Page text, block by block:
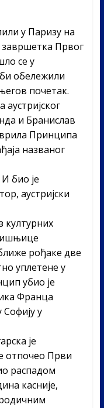
у Паризу на
Првог
се у
обележили
почетак.
и Бранислав
Принципа
названог
био је
аустријски
културних
рођаке две
уплетене у
убио је
Франца
у
је
отпочео Први
распадом
касније,